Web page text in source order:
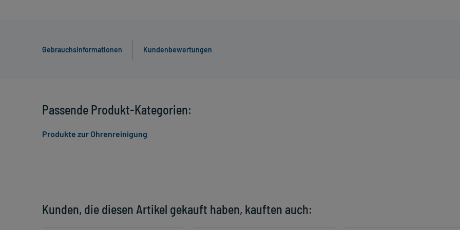
Gebrauchsinformationen Kundenbewertungen
Kunden, die diesen Artikel gekauft haben, kauften auch:
Passende Produkt-Kategorien:
Produkte zur Ohrenreinigung